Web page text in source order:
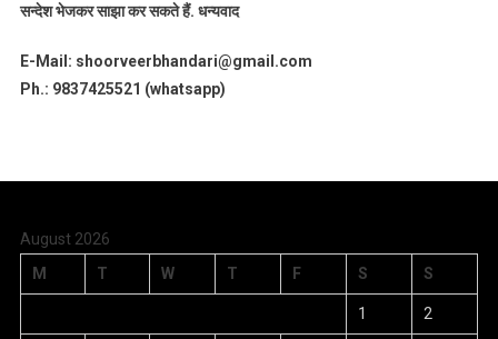
सन्देश भेजकर साझा कर सकते हैं. धन्यवाद
E-Mail: shoorveerbhandari@gmail.com
Ph.: 9837425521 (whatsapp)
August 2026
M
T W T F S S
1 2